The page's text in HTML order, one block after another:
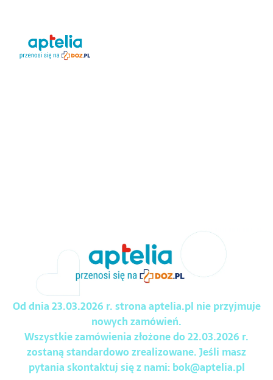
Od dnia 23.03.2026 r. strona aptelia.pl nie przyjmuje
nowych zamówień.
Wszystkie zamówienia złożone do 22.03.2026 r.
zostaną standardowo zrealizowane. Jeśli masz
pytania skontaktuj się z nami:bok@aptelia.pl